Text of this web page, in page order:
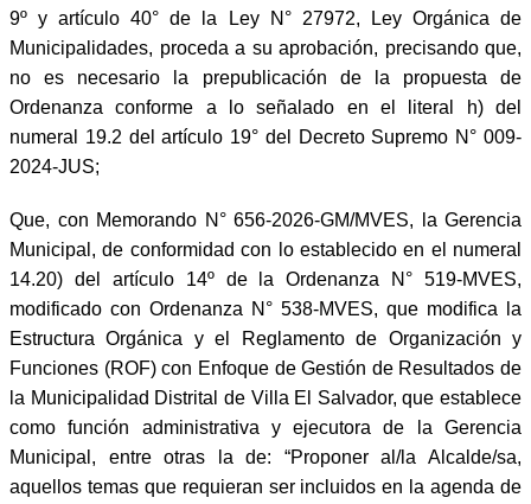
9º y artículo 40° de la Ley N° 27972, Ley Orgánica de
Municipalidades, proceda a su aprobación, precisando que,
no es necesario la prepublicación de la propuesta de
Ordenanza conforme a lo señalado en el literal h) del
numeral 19.2 del artículo 19° del Decreto Supremo N° 009-
2024-JUS;
Que, con Memorando N° 656-2026-GM/MVES, la Gerencia
Municipal, de conformidad con lo establecido en el numeral
14.20) del artículo 14º de la Ordenanza N° 519-MVES,
modificado con Ordenanza N° 538-MVES, que modifica la
Estructura Orgánica y el Reglamento de Organización y
Funciones (ROF) con Enfoque de Gestión de Resultados de
la Municipalidad Distrital de Villa El Salvador, que establece
como función administrativa y ejecutora de la Gerencia
Municipal, entre otras la de: “Proponer al/la Alcalde/sa,
aquellos temas que requieran ser incluidos en la agenda de